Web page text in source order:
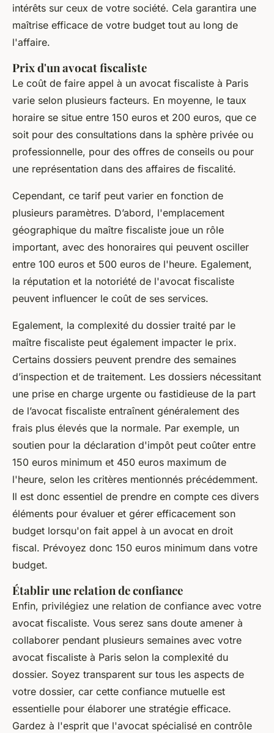
intérêts sur ceux de votre société. Cela garantira une
maîtrise efficace de votre budget tout au long de
l'affaire.
Prix d'un avocat fiscaliste
Le coût de faire appel à un avocat fiscaliste à Paris
varie selon plusieurs facteurs. En moyenne, le taux
horaire se situe entre 150 euros et 200 euros, que ce
soit pour des consultations dans la sphère privée ou
professionnelle, pour des offres de conseils ou pour
une représentation dans des affaires de fiscalité.
Cependant, ce tarif peut varier en fonction de
plusieurs paramètres. D’abord, l'emplacement
géographique du maître fiscaliste joue un rôle
important, avec des honoraires qui peuvent osciller
entre 100 euros et 500 euros de l'heure. Egalement,
la réputation et la notoriété de l'avocat fiscaliste
peuvent influencer le coût de ses services.
Egalement, la complexité du dossier traité par le
maître fiscaliste peut également impacter le prix.
Certains dossiers peuvent prendre des semaines
d’inspection et de traitement. Les dossiers nécessitant
une prise en charge urgente ou fastidieuse de la part
de l’avocat fiscaliste entraînent généralement des
frais plus élevés que la normale. Par exemple, un
soutien pour la déclaration d'impôt peut coûter entre
150 euros minimum et 450 euros maximum de
l'heure, selon les critères mentionnés précédemment.
Il est donc essentiel de prendre en compte ces divers
éléments pour évaluer et gérer efficacement son
budget lorsqu'on fait appel à un avocat en droit
fiscal. Prévoyez donc 150 euros minimum dans votre
budget.
Établir une relation de confiance
Enfin, privilégiez une relation de confiance avec votre
avocat fiscaliste. Vous serez sans doute amener à
collaborer pendant plusieurs semaines avec votre
avocat fiscaliste à Paris selon la complexité du
dossier. Soyez transparent sur tous les aspects de
votre dossier, car cette confiance mutuelle est
essentielle pour élaborer une stratégie efficace.
Gardez à l'esprit que l'avocat spécialisé en contrôle